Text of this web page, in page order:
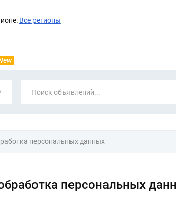
Все регионы
персональных данных
персональных